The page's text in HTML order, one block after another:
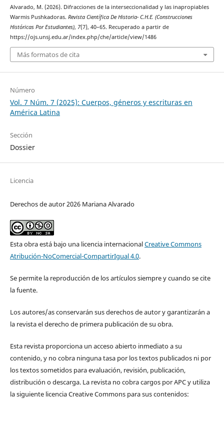
Alvarado, M. (2026). Difracciones de la interseccionalidad y las inapropiables
Warmis Pushkadoras. Revista Científica De Historia- C.H.E. (Construcciones
Históricas Por Estudiantes), 7(7), 40–65. Recuperado a partir de
https://ojs.unsj.edu.ar/index.php/che/article/view/1486
Más formatos de cita
Número
Vol. 7 Núm. 7 (2025): Cuerpos, géneros y escrituras en
América Latina
Sección
Dossier
Licencia
Derechos de autor 2026 Mariana Alvarado
Esta obra está bajo una licencia internacionalCreative Commons
Atribución-NoComercial-CompartirIgual 4.0.
Se permite la reproducción de los artículos siempre y cuando se cite
la fuente.
Los autores/as conservarán sus derechos de autor y garantizarán a
la revista el derecho de primera publicación de su obra.
Esta revista proporciona un acceso abierto inmediato a su
contenido, y no cobra ninguna tasa por los textos publicados ni por
los textos sometidos para evaluación, revisión, publicación,
distribución o descarga. La revista no cobra cargos por APC y utiliza
la siguiente licencia Creative Commons para sus contenidos: